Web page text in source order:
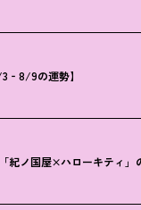
9の運勢】
紀ノ国屋×ハローキティ